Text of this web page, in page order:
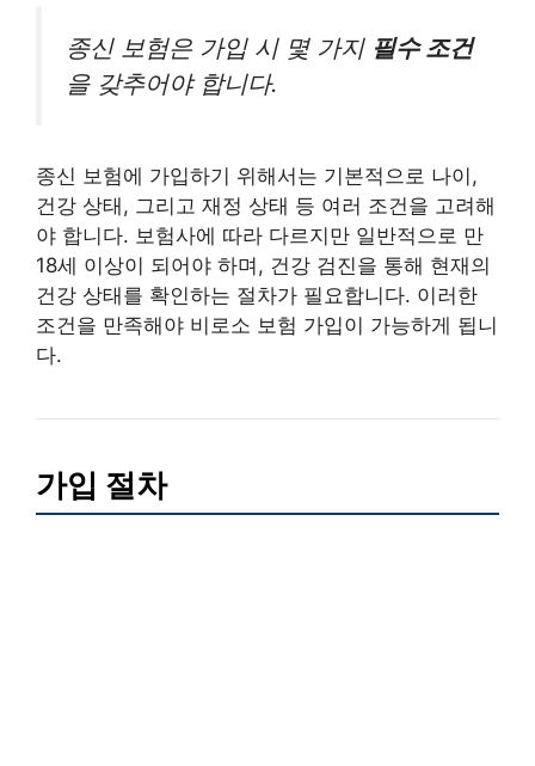
종신 보험은 가입 시 몇 가지 필수 조건
을 갖추어야 합니다.
종신 보험에 가입하기 위해서는 기본적으로 나이,
건강 상태, 그리고 재정 상태 등 여러 조건을 고려해
야 합니다. 보험사에 따라 다르지만 일반적으로 만
18세 이상이 되어야 하며, 건강 검진을 통해 현재의
건강 상태를 확인하는 절차가 필요합니다. 이러한
조건을 만족해야 비로소 보험 가입이 가능하게 됩니
다.
가입 절차